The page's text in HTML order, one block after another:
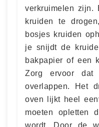
verkruimelen zijn.
kruiden te
bosjes kruiden
je snijdt de
bakpapier of een
Zorg ervoor
overlappen. Het
oven lijkt heel
moeten opletten
wordt. Door de